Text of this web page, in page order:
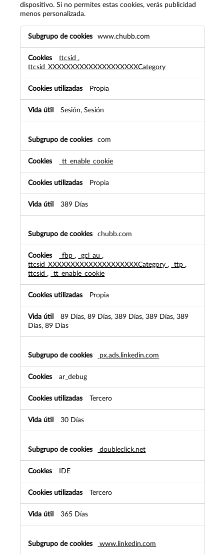
dispositivo. Si no permites estas cookies, verás publicidad
menos personalizada.
de
publicidad
www.chubb.com
ttcsid,
ttcsid_XXXXXXXXXXXXXXXXXXXXCategory
Propia
Sesión, Sesión
com
_tt_enable_cookie
Propia
389 Días
chubb.com
_fbp, _gcl_au,
ttcsid_XXXXXXXXXXXXXXXXXXXXCategory, _ttp,
ttcsid, _tt_enable_cookie
Propia
89 Días, 89 Días, 389 Días, 389 Días, 389
Días, 89 Días
px.ads.linkedin.com
ar_debug
Tercero
30 Días
doubleclick.net
IDE
Tercero
365 Días
www.linkedin.com